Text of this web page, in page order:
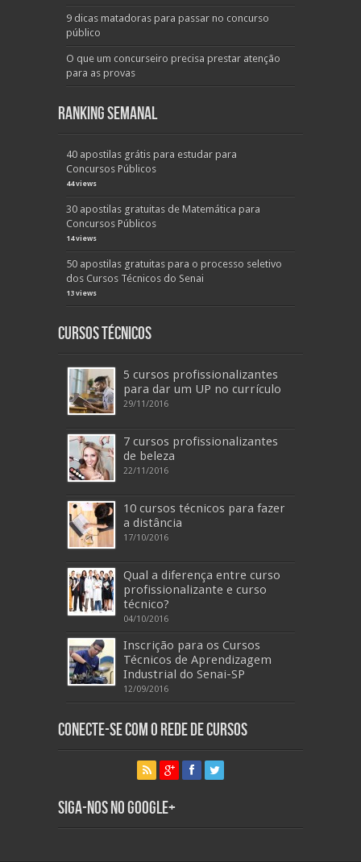
9 dicas matadoras para passar no concurso
público
O que um concurseiro precisa prestar atenção
para as provas
Ranking Semanal
40 apostilas grátis para estudar para
Concursos Públicos
44 views
30 apostilas gratuitas de Matemática para
Concursos Públicos
14 views
50 apostilas gratuitas para o processo seletivo
dos Cursos Técnicos do Senai
13 views
Cursos Técnicos
5 cursos profissionalizantes
para dar um UP no currículo
29/11/2016
7 cursos profissionalizantes
de beleza
22/11/2016
10 cursos técnicos para fazer
a distância
17/10/2016
Qual a diferença entre curso
profissionalizante e curso
técnico?
04/10/2016
Inscrição para os Cursos
Técnicos de Aprendizagem
Industrial do Senai-SP
12/09/2016
Conecte-se com o Rede de Cursos
Siga-nos no Google+